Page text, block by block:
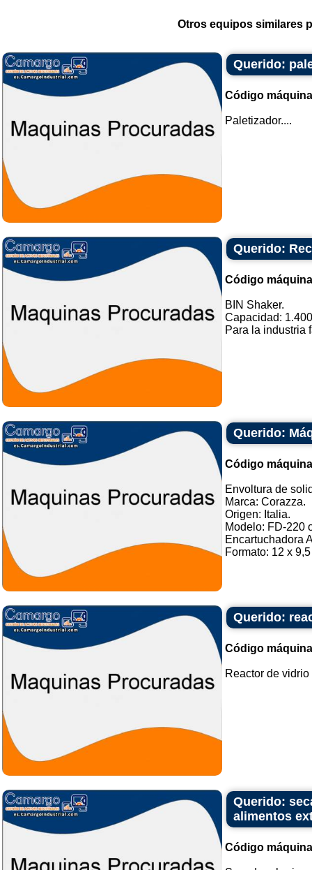
Otros equipos similares
Querido:
Código
Paletizador....
Querido:
Código
BIN Shaker.
Capacidad:
Para la industria
Querido:
Código
Envoltura de
Marca: Corazza.
Origen: Italia.
Modelo: FD-220
Encartuchadora
Formato: 12 x
Querido:
Código
Reactor de
Querido:
alimentos
Código